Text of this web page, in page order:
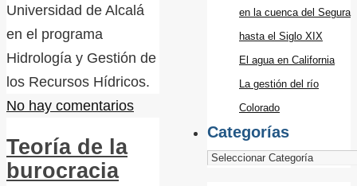
Universidad de Alcalá
en el programa
Hidrología y Gestión de
los Recursos Hídricos.
No hay comentarios
Teoría de la
burocracia
en la cuenca del Segura
hasta el Siglo XIX
El agua en California
La gestión del río
Colorado
Categorías